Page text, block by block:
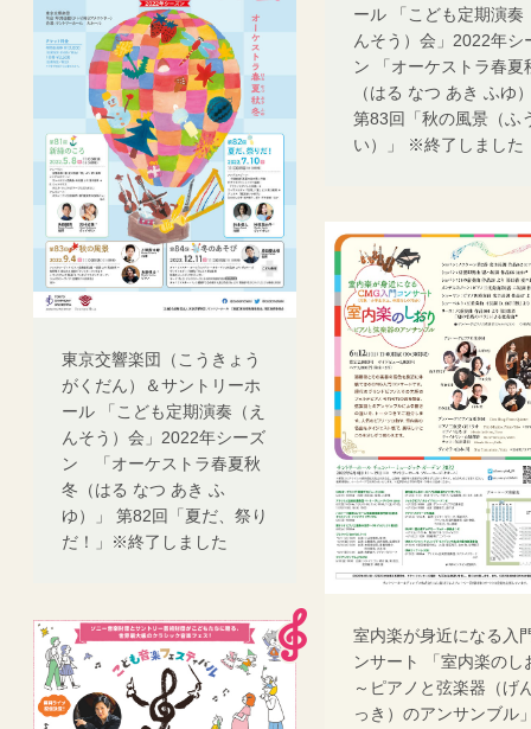
ール 「こども定期演奏
んそう）会」2022年シ
ン 「オーケストラ春夏
（はる なつ あき ふゆ
第83回「秋の風景（ふ
い）」 ※終了しました
東京交響楽団（こうきょう
がくだん）＆サントリーホ
ール 「こども定期演奏（え
んそう）会」2022年シーズ
ン 「オーケストラ春夏秋
冬（はる なつ あき ふ
ゆ）」 第82回「夏だ、祭り
だ！」※終了しました
室内楽が身近になる入
ンサート 「室内楽のし
～ピアノと弦楽器（げ
っき）のアンサンブル